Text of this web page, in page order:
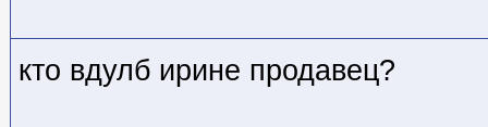
кто вдулб ирине продавец?